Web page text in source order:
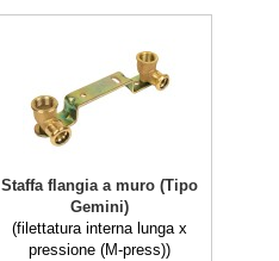
Staffa flangia a muro (Tipo
Gemini)
(filettatura interna lunga x
pressione (M-press))